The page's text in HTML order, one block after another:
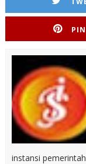
instansi